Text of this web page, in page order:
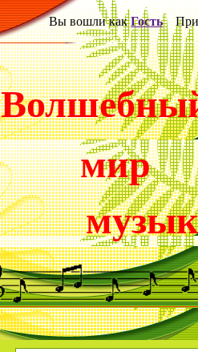
Вы вошли как Гость
мир